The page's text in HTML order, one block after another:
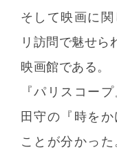
そして映画に
リ訪問で魅せら
映画館である。
『パリスコー
田守の『時を
ことが分かっ